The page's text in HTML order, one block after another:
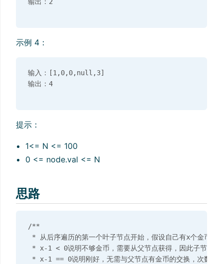
示例 4：
输入：[1,0,0,null,3]
提示：
1<= N <= 100
0 <= node.val <= N
思路
/**
* 从后序遍历的第一个叶子节点开始，假设自己有x个金币
* x-1 < 0说明不够金币，需要从父节点获得，因此子节点
* x-1 == 0说明刚好，无需与父节点有金币的交换，次数加0